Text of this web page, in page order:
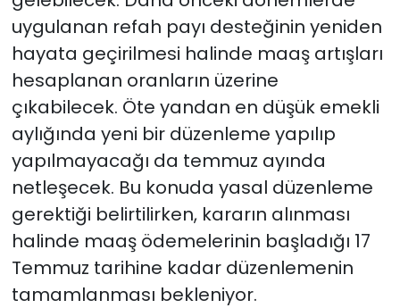
uygulanan refah payı desteğinin yeniden
hayata geçirilmesi halinde maaş artışları
hesaplanan oranların üzerine
çıkabilecek. Öte yandan en düşük emekli
aylığında yeni bir düzenleme yapılıp
yapılmayacağı da temmuz ayında
netleşecek. Bu konuda yasal düzenleme
gerektiği belirtilirken, kararın alınması
halinde maaş ödemelerinin başladığı 17
Temmuz tarihine kadar düzenlemenin
tamamlanması bekleniyor.